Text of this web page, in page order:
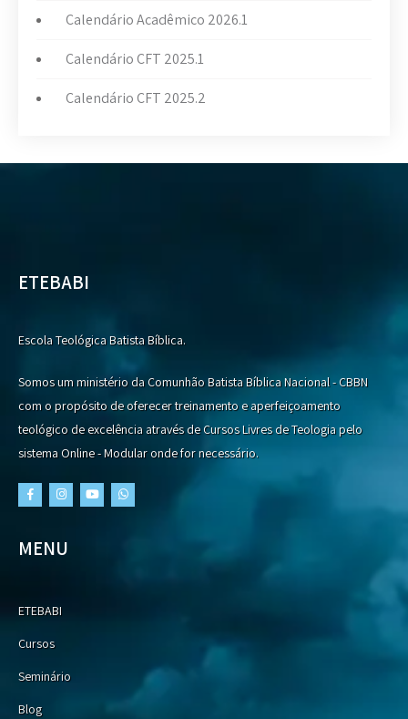
Calendário Acadêmico 2026.1
Calendário CFT 2025.1
Calendário CFT 2025.2
ETEBABI
Escola Teológica Batista Bíblica.
Somos um ministério da Comunhão Batista Bíblica Nacional - CBBN
com o propósito de oferecer treinamento e aperfeiçoamento
teológico de excelência através de Cursos Livres de Teologia pelo
sistema Online - Modular onde for necessário.
MENU
ETEBABI
Cursos
Seminário
Blog